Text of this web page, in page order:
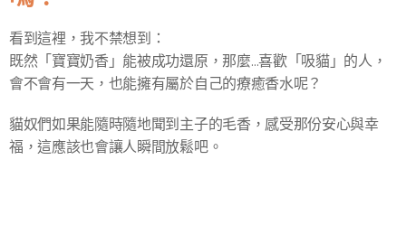
看到這裡，我不禁想到：
既然「寶寶奶香」能被成功還原，那麼…喜歡「吸貓」的人，
會不會有一天，也能擁有屬於自己的療癒香水呢？
貓奴們如果能隨時隨地聞到主子的毛香，感受那份安心與幸
福，這應該也會讓人瞬間放鬆吧。